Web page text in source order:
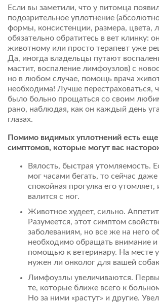
Если вы заметили, что у питомца
подозрительное уплотнение
формы, консистенции, размера, цвета,
обязательно обратитесь в вет клинку:
животному или просто терапевт уже
Да, иногда владельцы путают
мастит, воспаление лимфоузлов) с
но в любом случае, помощь врача
необходима! Лучше перестраховаться,
было больно прощаться со своим
рано, наблюдая, как он каждый день
глазах.
Помимо видимых уплотнений есть
симптомов, которые могут вас
Вялость, быстрая утомляемость.
мог часами бегать, то сейчас
спокойная прогулка его утомляет,
валится с ног.
Животное худеет, сильно. Аппетит
Разумеется, этот симптом
заболеваниям, но все же на него
необходимо обращать внимание и
помощью к ветеринару. На месте
нужен ли онколог для вашей
Лимфоузлы увеличиваются.
те, которые ближе всего к
Но за ними «растут» и другие.